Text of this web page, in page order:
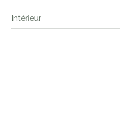
Intérieur